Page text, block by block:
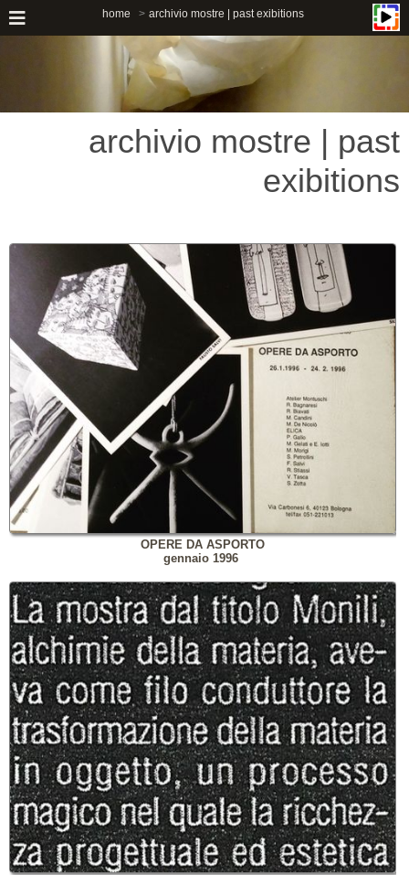
home archivio mostre | past exibitions
archivio mostre | past
exibitions
OPERE DA ASPORTO
gennaio 1996